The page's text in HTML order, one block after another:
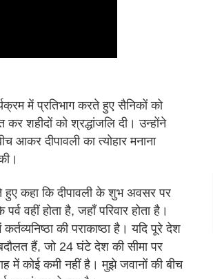
में प्रतिभाग करते हुए सैनिकों को
कर शहीदों को श्रद्धांजलि दी। उन्होंने
दीपावली का त्योहार मनाना
हुए कहा कि दीपावली के शुभ अवसर पर
वहीं होता है, जहाँ परिवार होता है।
की पराकाष्ठा है। यदि पूरे देश
बदौलत हैं, जो 24 घंटे देश की सीमा पर
में कोई कमी नहीं है। मुझे जवानों की बीच